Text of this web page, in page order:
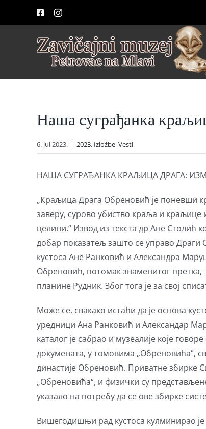
FacebookInstagram
Наша суграђанка
6. jul 2023. | 2023, Izložbe,Vesti
НАША СУГРАЂАНКА КРАЉИЦА ДРАГА:
„Краљица Драга Обреновић је поневши
заверу, сурово убиство краља и
целини.“ Извод из текста др Ане Столић
добар показатељ зашто се управо Драги
кустоса Ане Ранковић и Александра
Обреновић, потомак знаменитог
планине Рудник. Због тога је за свој
Може се, свакако истаћи да је основа
уредници Ана Ранковић и Александар
каталог је сабрао и музеалије које
докумената, у томовима „Обреновића“,
династије Обреновић. Приватне збирке
„Обреновића“, и физички су
указало на потребу да се ове збирке
Вишегодишњи рад кустоса кулминирао